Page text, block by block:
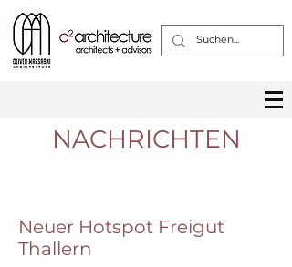
NACHRICHTEN
Neuer Hotspot Freigut
Thallern